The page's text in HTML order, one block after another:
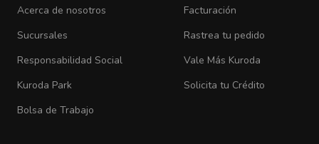
Acerca de nosotros
Sucursales
Responsabilidad Social
Kuroda Park
Bolsa de Trabajo
Facturación
Rastrea tu pedido
Vale Más Kuroda
Solicita tu Crédito